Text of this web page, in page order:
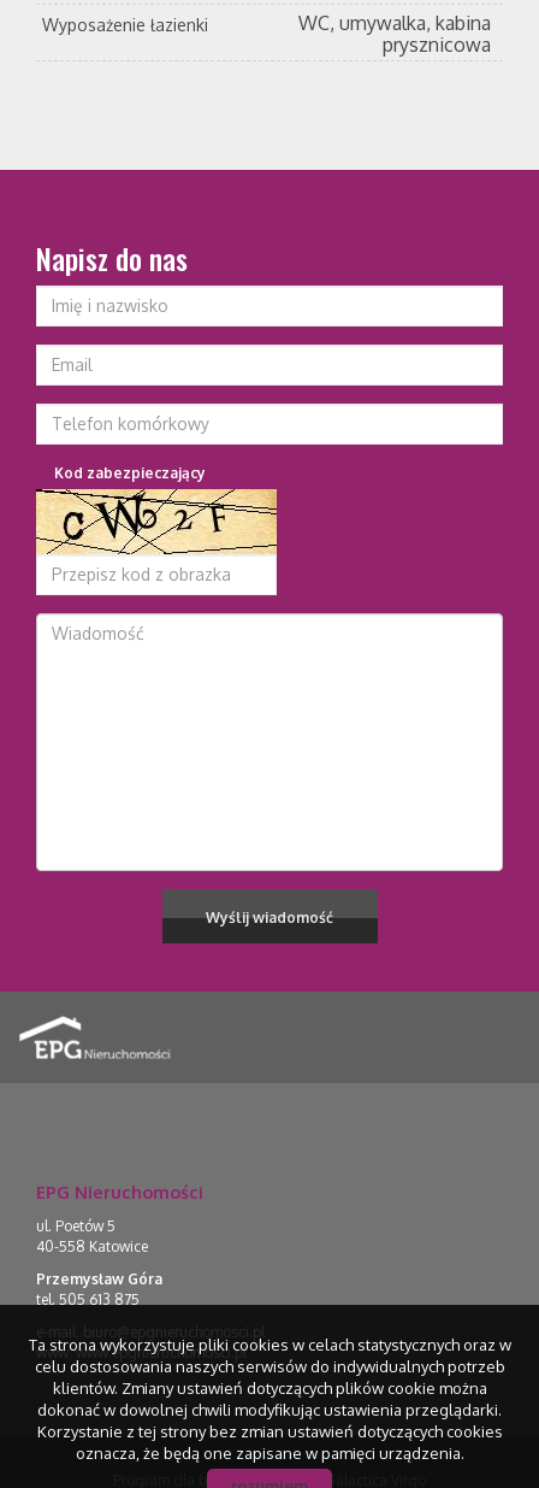
Wyposażenie łazienki
WC, umywalka, kabina
prysznicowa
Napisz do nas
Kod zabezpieczający
EPG Nieruchomości
ul. Poetów 5
40-558 Katowice
Przemysław Góra
tel. 505 613 875
www:www.epgnieruchomosci.pl
Program dla biur nieruchomości
Ta strona wykorzystuje pliki cookies w celach statystycznych oraz w
celu dostosowania naszych serwisów do indywidualnych potrzeb
klientów. Zmiany ustawień dotyczących plików cookie można
dokonać w dowolnej chwili modyfikując ustawienia przeglądarki.
Korzystanie z tej strony bez zmian ustawień dotyczących cookies
oznacza, że będą one zapisane w pamięci urządzenia.